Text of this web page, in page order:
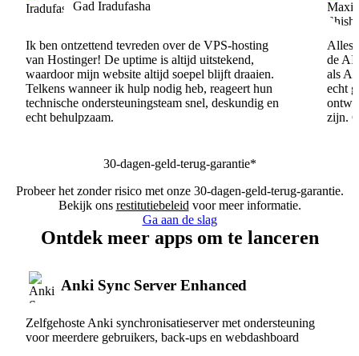
Gad Iradufasha
Ik ben ontzettend tevreden over de VPS-hosting
van Hostinger! De uptime is altijd uitstekend,
waardoor mijn website altijd soepel blijft draaien.
Telkens wanneer ik hulp nodig heb, reageert hun
technische ondersteuningsteam snel, deskundig en
echt behulpzaam.
Alles
de
als AI
echt
zijn.
30-dagen-geld-terug-garantie*
Probeer het zonder risico met onze 30-dagen-geld-terug-garantie.
Bekijk ons restitutiebeleid voor meer informatie.
Ga aan de slag
Ontdek meer apps om te lanceren
Anki Sync Server Enhanced
Zelfgehoste Anki synchronisatieserver met ondersteuning
voor meerdere gebruikers, back-ups en webdashboard